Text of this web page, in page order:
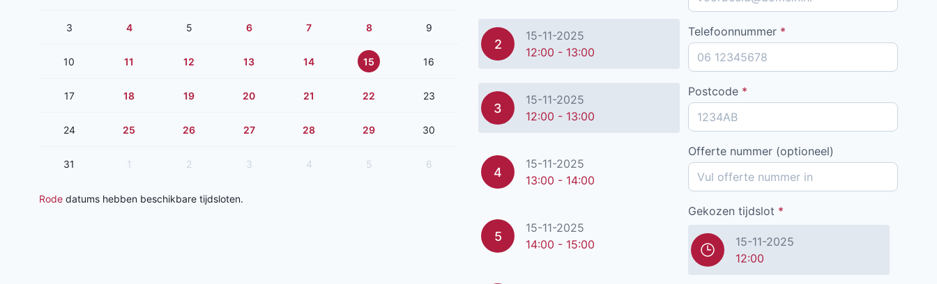
3 4 5 6 7 8 9
10 11 12 13 14 15 16
17 18 19 20 21 22 23
24 25 26 27 28 29 30
31 1 2 3 4 5 6
Rode datums hebben beschikbare tijdsloten.
2
15-11-2025
12:00 - 13:00
3
15-11-2025
12:00 - 13:00
4
15-11-2025
13:00 - 14:00
5
15-11-2025
14:00 - 15:00
Telefoonnummer *
Postcode *
Offerte nummer (optioneel)
Gekozen tijdslot *
15-11-2025
12:00